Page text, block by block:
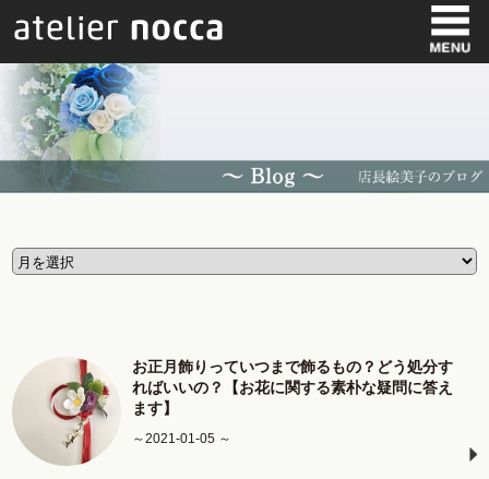
お正月飾りっていつまで飾るもの？どう処分す
ればいいの？【お花に関する素朴な疑問に答え
ます】
～2021-01-05 ～